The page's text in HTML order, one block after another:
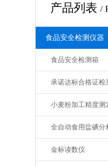
产品列表 /
食品安全检测仪器
食品安全检测箱
承诺达标合格证检
小麦粉加工精度测
全自动食用盐碘分
金标读数仪